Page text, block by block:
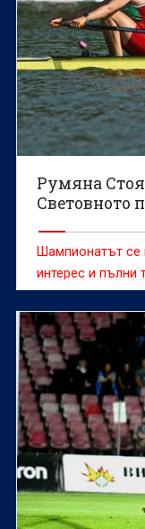
Румяна
Световното
Шампионатът се
интерес и пълни
Пловдив.